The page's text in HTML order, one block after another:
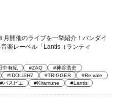
開催のライブを一挙紹介！バンダイ
楽レーベル「Lantis（ランティ
中有紀 #ZAQ
#神谷浩史
#IDOLiSH7 #TRIGGER
#Re:vale
#パスピエ #Kiramune #Lantis